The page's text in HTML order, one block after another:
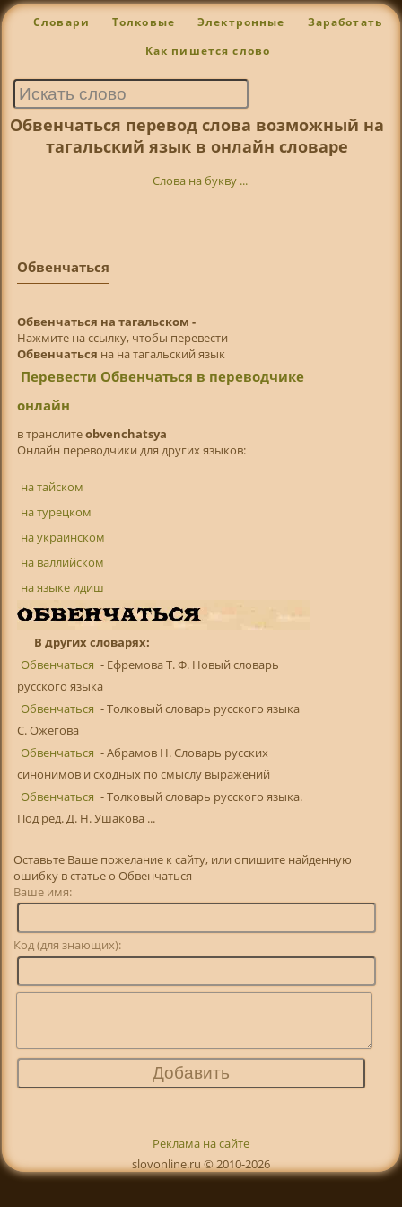
Словари Толковые Электронные Заработать
Как пишется слово
Обвенчаться перевод слова возможный на
тагальский язык в онлайн словаре
Слова на букву ...
Обвенчаться
Обвенчаться на тагальском -
Нажмите на ссылку, чтобы перевести
Обвенчаться на на тагальский язык
Перевести Обвенчаться в переводчике
онлайн
в транслитeobvenchatsya
Онлайн переводчики для других языков:
на тайском
на турецком
на украинском
на валлийском
на языке идиш
В других словарях:
Обвенчаться - Ефремова Т. Ф. Новый словарь
русского языка
Обвенчаться - Толковый словарь русского языка
С. Ожегова
Обвенчаться - Абрамов Н. Словарь русских
синонимов и сходных по смыслу выражений
Обвенчаться - Толковый словарь русского языка.
Под ред. Д. Н. Ушакова ...
Оставьте Ваше пожелание к сайту, или опишите найденную
ошибку в статье о Обвенчаться
Ваше имя:
Код (для знающих):
Реклама на сайте
slovonline.ru © 2010-2026